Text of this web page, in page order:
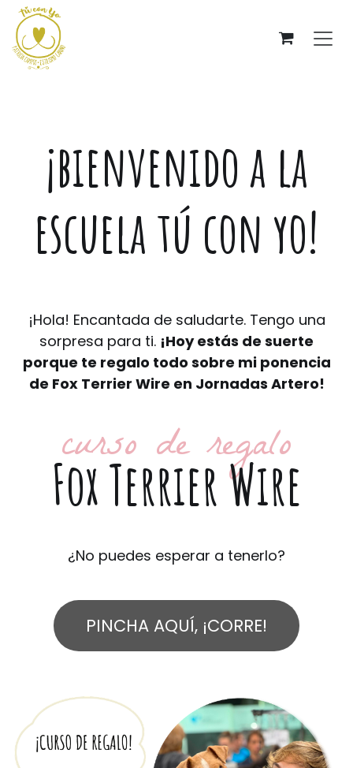
Ir al contenido
¡bienvenido a la
escuela tú con yo!
¡Hola! Encantada de saludarte. Tengo una
sorpresa para ti. ¡Hoy estás de suerte
porque te regalo todo sobre mi ponencia
de Fox Terrier Wire en Jornadas Artero!
curso de regalo
Fox Terrier Wire
¿No puedes esperar a tenerlo?
PINCHA AQUÍ, ¡CORRE!